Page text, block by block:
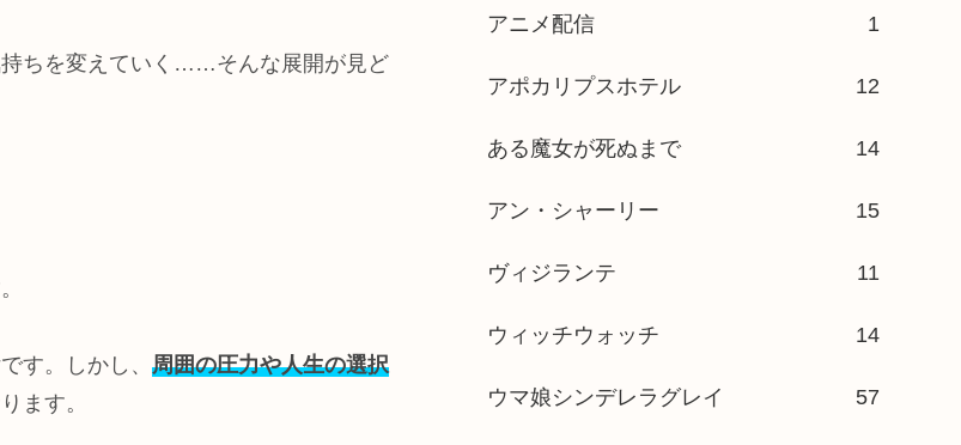
ちを変えていく……そんな展開が見ど
す。しかし、 周囲の圧力や人生の選択
ます。
アニメ配信 1
アポカリプスホテル 12
ある魔女が死ぬまで 14
アン・シャーリー 15
ヴィジランテ 11
ウィッチウォッチ 14
ウマ娘シンデレラグレイ 57